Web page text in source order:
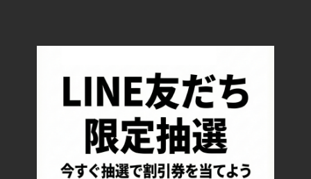
配送・送料について
返品について
お支払い方法について
特定商取引法に基づく表記
プライバシーポリシー
ロッカーズについて